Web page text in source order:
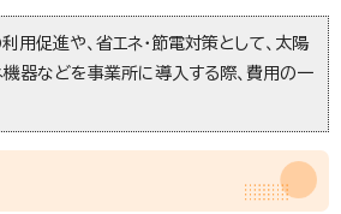
用促進や、省エネ・節電対策として、太陽
機器などを事業所に導入する際、費用の一